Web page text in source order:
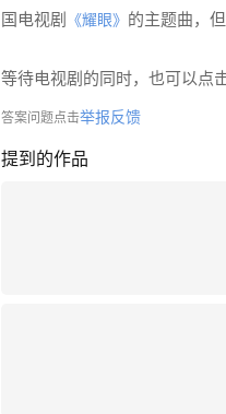
国电视剧
《耀眼》 的主题曲，
等待电视剧的同时，也可以点
答案问题点击举报反馈
提到的作品